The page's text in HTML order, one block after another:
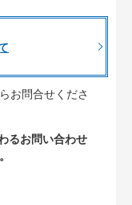
お問合せくださ
るお問い合わせ